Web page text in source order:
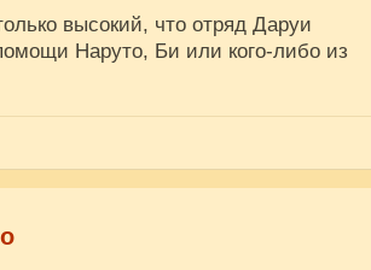
высокий, что отряд Даруи
Наруто, Би или кого-либо из